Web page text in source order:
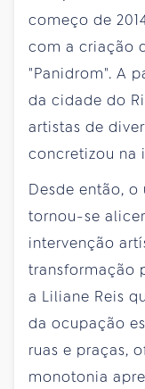
começo de
com a criação
"Panidrom". A
da cidade do
artistas de
concretizou na
Desde então,
tornou-se
intervenção
transformação
a Liliane Reis
da ocupação
ruas e praças,
monotonia